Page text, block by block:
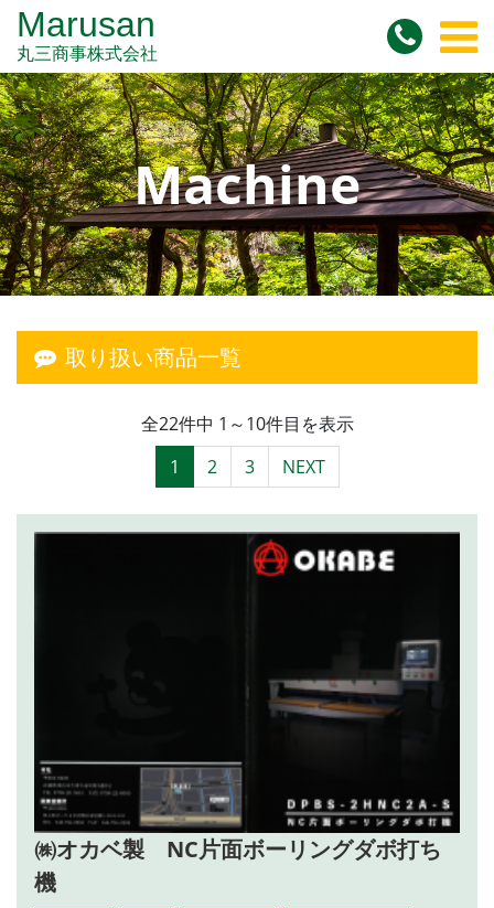
Marusan
丸三商事株式会社
Machine
取り扱い商品一覧
全22件中 1～10件目を表示
1
2 3 NEXT
㈱オカベ製 NC片面ボーリングダボ打ち
機